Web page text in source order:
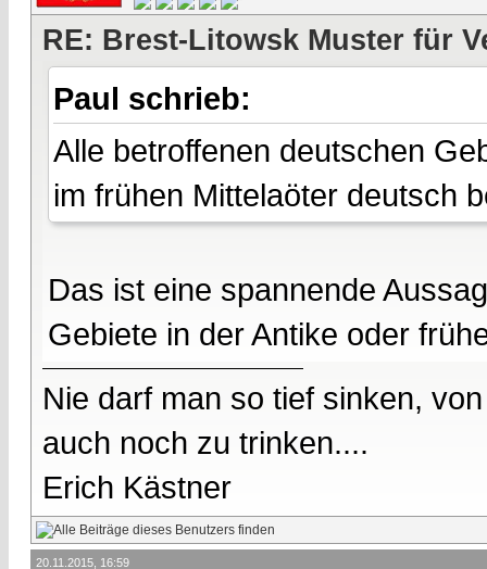
RE: Brest-Litowsk Muster für
Paul schrieb:
Alle betroffenen deutschen
im frühen Mittelaöter deutsch
Das ist eine spannende
Gebiete in der Antike oder
Nie darf man so tief sinken,
auch noch zu trinken....
Erich Kästner
20.11.2015, 16:59